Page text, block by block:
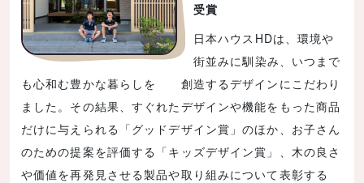
受賞
日本ハウスHDは、環境や
街並みに馴染み、いつまで
も心和む豊かな暮らしを 創造するデザインにこだわり
ました。その結果、すぐれたデザインや機能をもった商品
だけに与えられる「グッドデザイン賞」のほか、お子さん
のための提案を評価する「キッズデザイン賞」、木の良さ
や価値を再発見させる製品や取り組みについて表彰する